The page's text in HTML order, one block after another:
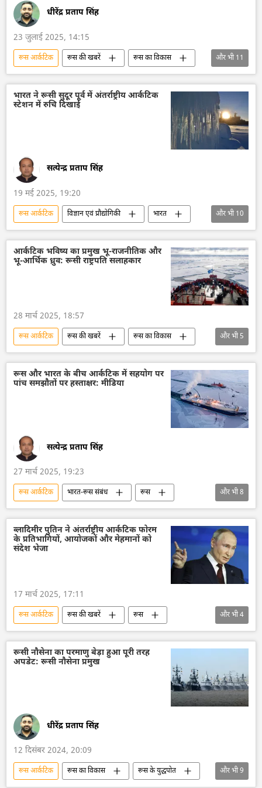
हिंद-प्रशांत क्षेत्रधीरेंद्र प्रताप सिंह
23 जुलाई 2025, 14:15
रूस आर्कटिक रूस की खबरें
रूस का विकास
रूस
मास्को
रक्षा मंत्रालय (MoD)
रूसी नौसेना
रूस के युद्धपोत
युद्धाभ्यास
आर्कटिक
और भी11
भारत ने रूसी सुदूर पूर्व में अंतर्राष्ट्रीय आर्कटिक
स्टेशन में रुचि दिखाई
सत्येन्द्र प्रताप सिंह
19 मई 2025, 19:20
रूस आर्कटिक विज्ञान एवं प्रौद्योगिकी
भारत
भारत सरकार
भारत का विकास
क्रेमलिन
चीन
त्रिकोण रूस-भारत-चीन (RIC)
ब्रिक्स
ब्रिक्स का विस्तारण
और भी10
आर्कटिक भविष्य का प्रमुख भू-राजनीतिक और
भू-आर्थिक ध्रुव: रूसी राष्ट्रपति सलाहकार
28 मार्च 2025, 18:57
रूस आर्कटिक रूस की खबरें
रूस का विकास
रूस
मास्को
व्लादिमीर पुतिन
आर्कटिक
उत्तरी समुद्री मार्ग
और भी5
रूस और भारत के बीच आर्कटिक में सहयोग पर
पांच समझौतों पर हस्ताक्षर: मीडिया
सत्येन्द्र प्रताप सिंह
27 मार्च 2025, 19:23
रूस आर्कटिक भारत-रूस संबंध
रूस
रूस का विकास
भारत
भारत सरकार
भारत का विकास
प्राकृतिक संसाधन
उत्तरी समुद्री मार्ग
द्विपक्षीय रिश्ते
और भी8
व्लादिमीर पुतिन ने अंतर्राष्ट्रीय आर्कटिक फोरम
के प्रतिभागियों, आयोजकों और मेहमानों को
संदेश भेजा
17 मार्च 2025, 17:11
रूस आर्कटिक रूस की खबरें
रूस
रूस का विकास
आर्कटिक
वैश्विक आर्थिक स्थिरता
उत्तरी समुद्री मार्ग
और भी4
रूसी नौसेना का परमाणु बेड़ा हुआ पूरी तरह
अपडेट: रूसी नौसेना प्रमुख
धीरेंद्र प्रताप सिंह
12 दिसंबर 2024, 20:09
रूस आर्कटिक रूस का विकास
रूस के युद्धपोत
और भी9